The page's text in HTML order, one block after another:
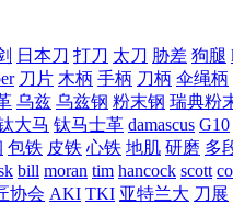
日本刀 打刀 太刀 胁差 狗腿
刀片 木柄 手柄 刀柄 伞绳柄
乌兹 乌兹钢 粉末钢 瑞典粉
大马 钛马士革 damascus G10
包铁 皮铁 心铁 地肌 研磨 多
bill moran tim hancock scott
协会 AKI TKI 亚特兰大 刀展